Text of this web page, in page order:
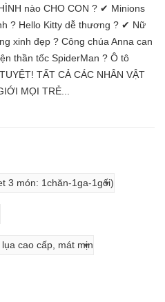
nào CHO CON ? ✔ Minions
? Hello Kitty dễ thương ? ✔ Nữ
xinh đẹp ? Công chúa Anna can
thần tốc SpiderMan ? Ô tô
TẤT CẢ CÁC NHÂN VẬT
MỌI TRẺ...